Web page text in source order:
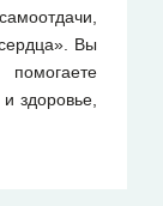
сердца». Вы
здоровье,